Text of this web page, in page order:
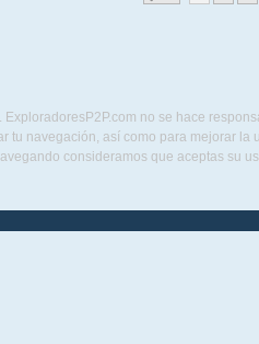
no se hace
tu navegación, así como para mejorar la
consideramos que aceptas su